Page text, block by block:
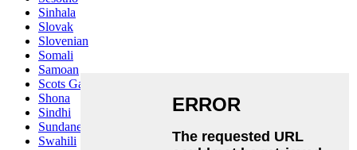
Sinhala
Slovak
Slovenian
Somali
Samoan
Scots Gaelic
Shona
Sindhi
Sundanese
Swahili